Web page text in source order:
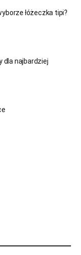
łóżeczka tipi?
dla najbardziej